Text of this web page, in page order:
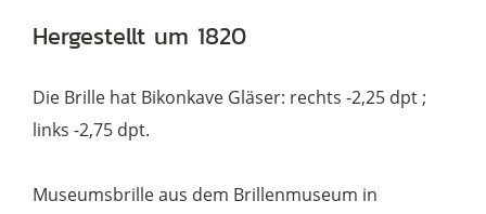
Hergestellt um 1820
Die Brille hat Bikonkave Gläser: rechts -2,25 dpt ;
links -2,75 dpt.
Museumsbrille aus dem Brillenmuseum in